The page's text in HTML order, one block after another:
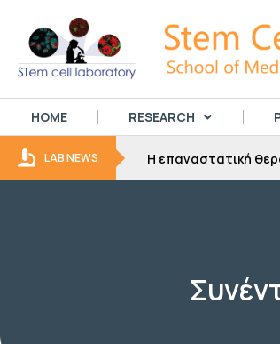
HOME RESEARCH
LAB NEWS
την
Η επαναστατική